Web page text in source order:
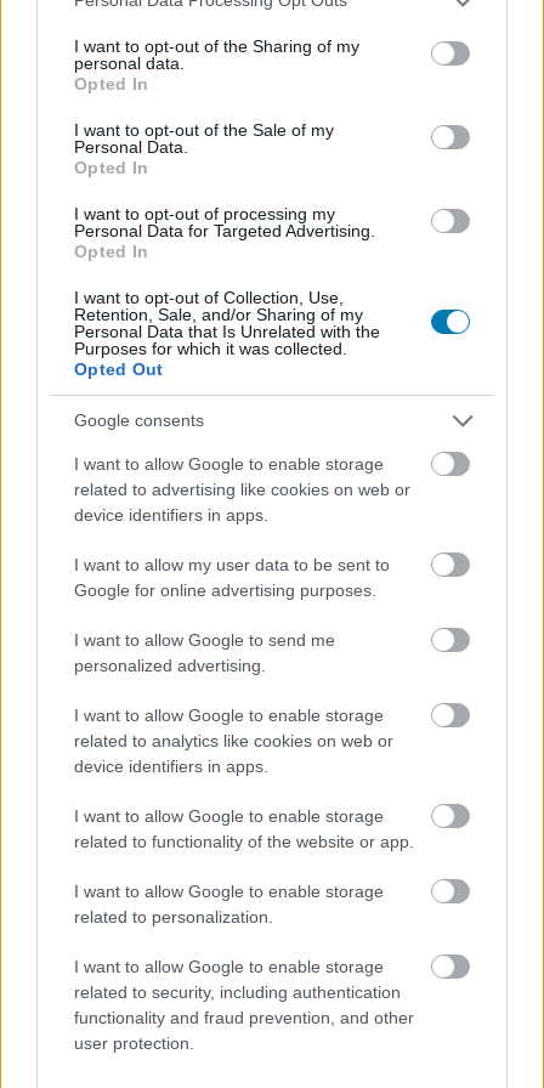
not limited to your visit or usage behaviour. You may click to
grant or deny consent to Google and its third-party tags to
use your data for below specified purposes in below Google
consent section.
I want to opt-out of the Sharing of my
personal data.
Opted In
I want to opt-out of the Sale of my
Personal Data.
Opted In
I want to opt-out of processing my
Personal Data for Targeted Advertising.
Opted In
I want to opt-out of Collection, Use,
Retention, Sale, and/or Sharing of my
Personal Data that Is Unrelated with the
Purposes for which it was collected.
Opted Out
Google consents
I want to allow Google to enable storage
related to advertising like cookies on web or
device identifiers in apps.
I want to allow my user data to be sent to
Google for online advertising purposes.
I want to allow Google to send me
personalized advertising.
I want to allow Google to enable storage
related to analytics like cookies on web or
device identifiers in apps.
I want to allow Google to enable storage
related to functionality of the website or app.
I want to allow Google to enable storage
related to personalization.
I want to allow Google to enable storage
related to security, including authentication
functionality and fraud prevention, and other
user protection.
Hozzászólások
Vége lehet egy korszaknak,
lekerülhet a képernyőről Fábry
Sándor műsora
Csirke|2026 június 8. 20:24
A közmédia egyelőre csak annyit árult el, hogy
a Fábry nyári szünetre vonul.
Unmute Loaded:
Könnyen lehet, hogy hamarosan véget ér a magyar
televíziózás egyik leghosszabb ideje futó showműsora.
látható Fábry megszűnhet, és a stáb már tudomásul
vette a döntést. A közmédia ugyanakkor egyelőre nem
erősítette meg a hírt. A beszámolók szerint a műsor
hamarosan adásba kerülő epizódja lehet az utolsó, a
produkció környezetében pedig már elköszönésről
beszélnek. A Duna Médiaszolgáltató és az MTVA
azonban óvatosabban fogalmazott. A sajtó
műsorhoz hasonlóan nyári szünetre megy, az őszi
műsorstruktúráról pedig később adnak tájékoztatást.
A találgatásokat tovább erősíti, hogy az utolsóként